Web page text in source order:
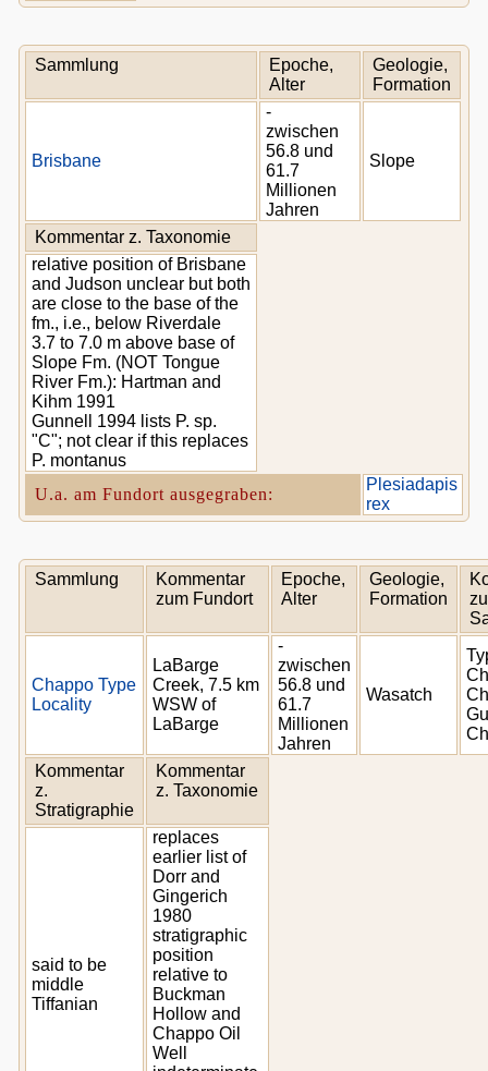
Sammlung
Epoche,
Alter
Geologie,
Formation
Brisbane
-
zwischen
56.8 und
61.7
Millionen
Jahren
Slope
Kommentar z. Taxonomie
relative position of Brisbane
and Judson unclear but both
are close to the base of the
fm., i.e., below Riverdale
3.7 to 7.0 m above base of
Slope Fm. (NOT Tongue
River Fm.): Hartman and
Kihm 1991
Gunnell 1994 lists P. sp.
"C"; not clear if this replaces
P. montanus
U.a. am Fundort ausgegraben:
Plesiadapis
rex
Sammlung
Kommentar
zum Fundort
Epoche,
Alter
Geologie,
Formation
Chappo Type
Locality
LaBarge
Creek, 7.5 km
WSW of
LaBarge
-
zwischen
56.8 und
61.7
Millionen
Jahren
Wasatch
Kommentar
z.
Stratigraphie
Kommentar
z. Taxonomie
said to be
middle
Tiffanian
replaces
earlier list of
Dorr and
Gingerich
1980
stratigraphic
position
relative to
Buckman
Hollow and
Chappo Oil
Well